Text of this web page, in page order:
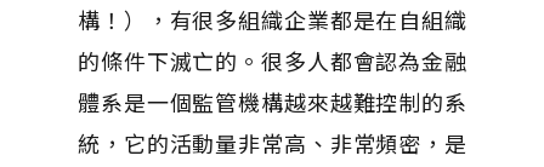
構！），有很多組織企業都是在自組織
的條件下滅亡的。很多人都會認為金融
體系是一個監管機構越來越難控制的系
統，它的活動量非常高、非常頻密，是